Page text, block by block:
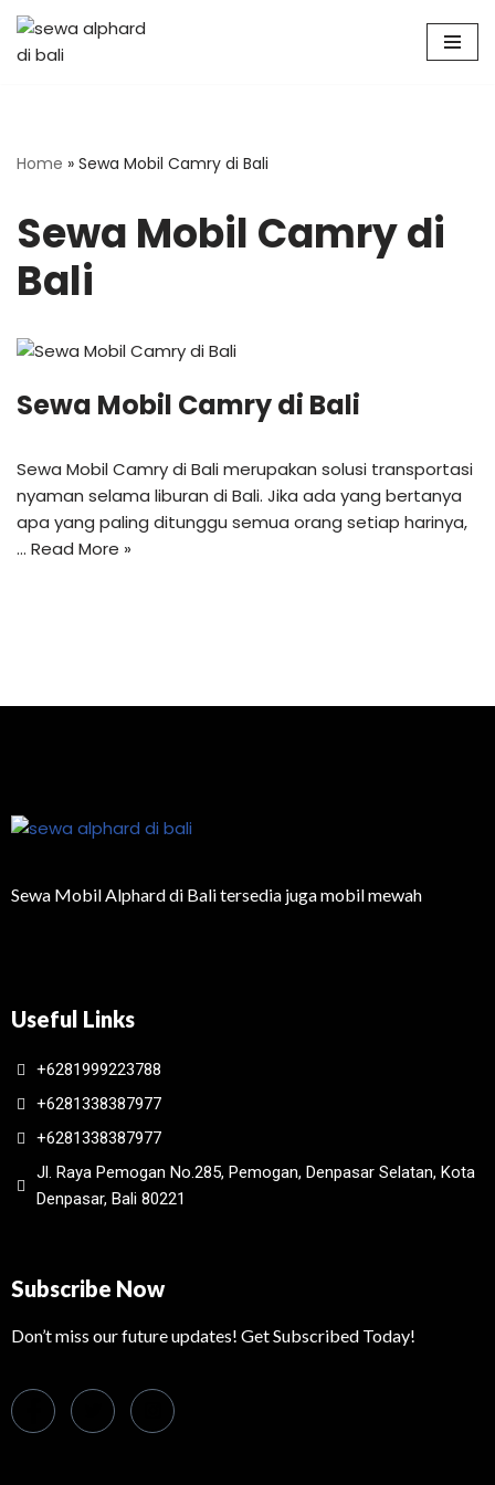
Skip
Home » Sewa Mobil Camry di Bali
Sewa Mobil Camry di
Bali
Sewa Mobil Camry di Bali
Sewa Mobil Camry di Bali merupakan solusi transportasi
nyaman selama liburan di Bali. Jika ada yang bertanya
apa yang paling ditunggu semua orang setiap harinya,
… Read More »
Sewa Mobil Alphard di Bali tersedia juga mobil mewah
Useful Links
+6281999223788
+6281338387977
+6281338387977
Jl. Raya Pemogan No.285, Pemogan, Denpasar Selatan, Kota
Denpasar, Bali 80221
Subscribe Now
Don’t miss our future updates! Get Subscribed Today!